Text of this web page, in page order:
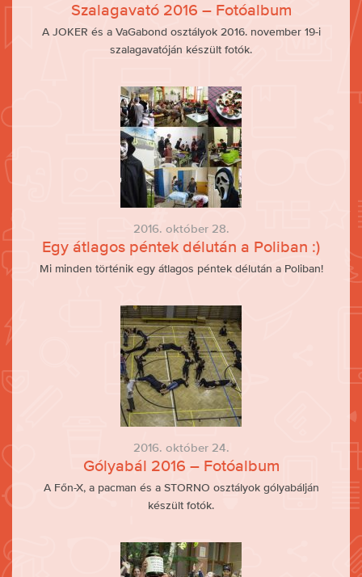
Szalagavató 2016 – Fotóalbum
A JOKER és a VaGabond osztályok 2016. november 19-i
szalagavatóján készült fotók.
2016. október 28.
Egy átlagos péntek délután a Poliban :)
Mi minden történik egy átlagos péntek délután a Poliban!
2016. október 24.
Gólyabál 2016 – Fotóalbum
A Főn-X, a pacman és a STORNO osztályok gólyabálján
készült fotók.